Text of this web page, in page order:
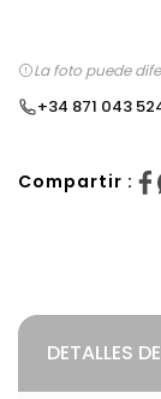
La foto puede
+34 871 043
Compartir :
DETALLES